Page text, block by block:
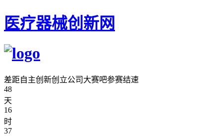
医疗器械创新网
差距自主创新创立公司大赛吧参赛结速
48
天
16
时
37